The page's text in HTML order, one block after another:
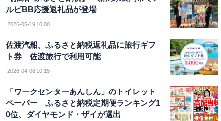
ルビBB応援返礼品が登場
2026-05-19 10:00
佐渡汽船、ふるさと納税返礼品に旅行ギフ
ト券 佐渡旅行で利用可能
2026-04-08 10:15
「ワークセンターあんしん」のトイレット
ペーパー ふるさと納税定期便ランキング1
0位、ダイヤモンド・ザイが選出